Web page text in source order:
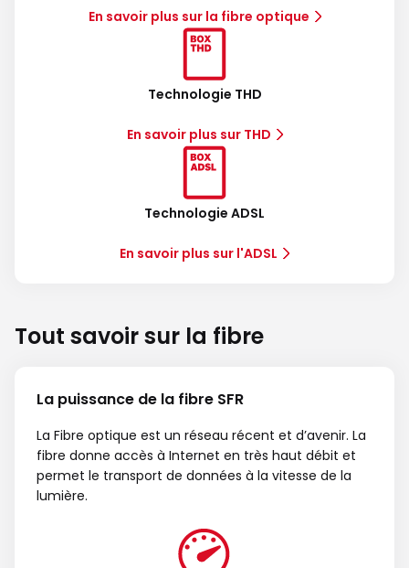
En savoir plus sur la fibre optique
Technologie THD
En savoir plus sur THD
Technologie ADSL
En savoir plus sur l'ADSL
Tout savoir sur la fibre
La puissance de la fibre SFR
La Fibre optique est un réseau récent et d’avenir. La
fibre donne accès à Internet en très haut débit et
permet le transport de données à la vitesse de la
lumière.